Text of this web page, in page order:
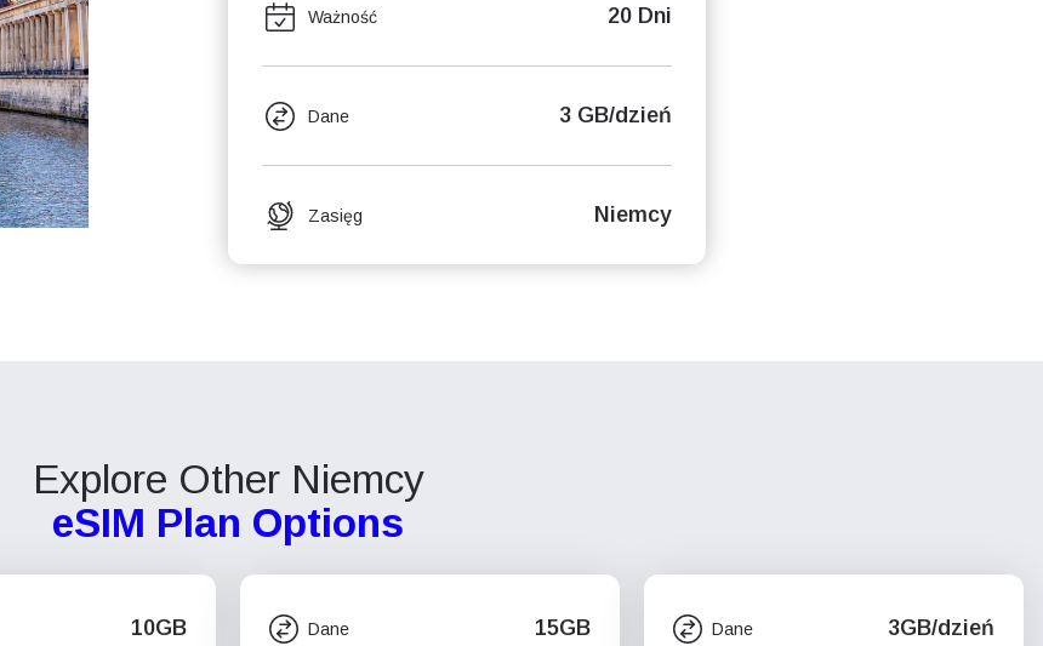
Ważność 20 Dni
Dane 3 GB/dzień
Zasięg Niemcy
Explore Other Niemcy
eSIM Plan Options
10GB Dane 15GB Dane 3GB/dzień